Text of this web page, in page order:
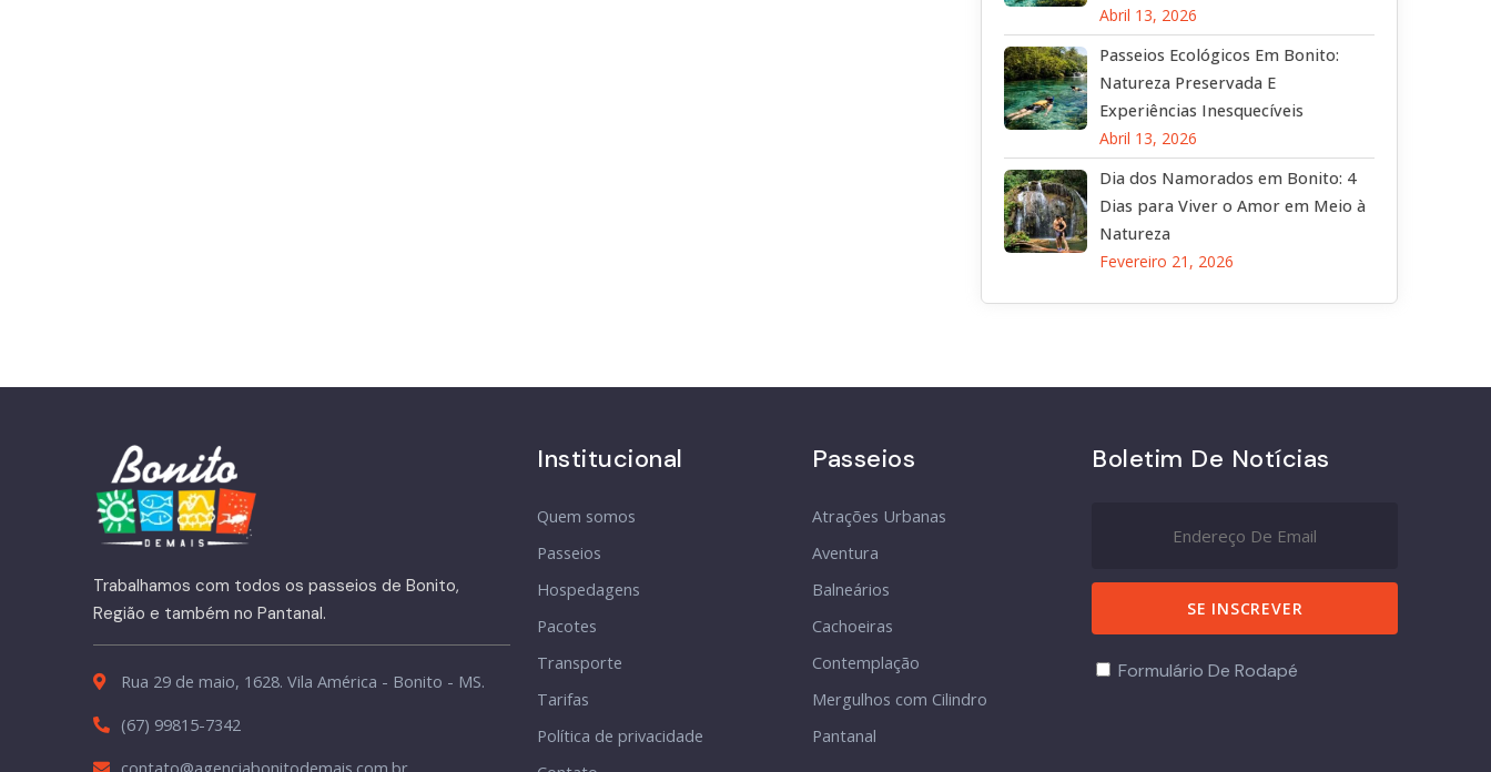
Abril 13, 2026
Passeios Ecológicos Em Bonito:
Natureza Preservada E
Experiências Inesquecíveis
Abril 13, 2026
Dia dos Namorados em Bonito: 4
Dias para Viver o Amor em Meio à
Natureza
Fevereiro 21, 2026
Trabalhamos com todos os passeios de Bonito,
Região e também no Pantanal.
Rua 29 de maio, 1628. Vila América - Bonito - MS.
(67) 99815-7342
contato@agenciabonitodemais.com.br
Institucional
Quem somos
Passeios
Hospedagens
Pacotes
Transporte
Tarifas
Política de privacidade
Passeios
Atrações Urbanas
Aventura
Balneários
Cachoeiras
Contemplação
Mergulhos com Cilindro
Pantanal
Boletim De Notícias
Formulário De Rodapé